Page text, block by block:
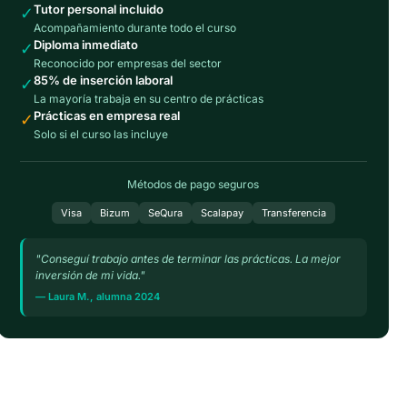
✓Tutor personal incluido
Acompañamiento durante todo el curso
✓ Diploma inmediato
Reconocido por empresas del sector
✓85% de inserción laboral
La mayoría trabaja en su centro de prácticas
✓ Prácticas en empresa real
Solo si el curso las incluye
Métodos de pago seguros
Visa Bizum SeQura Scalapay Transferencia
"Conseguí trabajo antes de terminar las prácticas. La mejor
inversión de mi vida."
— Laura M., alumna 2024